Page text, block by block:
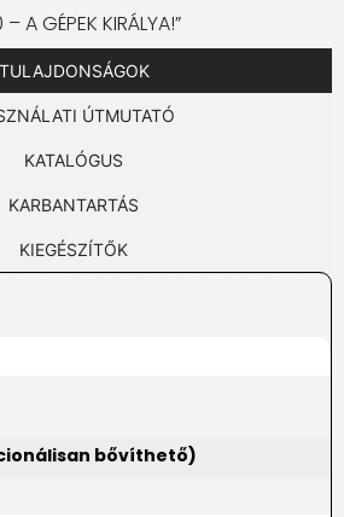
GÉPEK KIRÁLYA!”
TULAJDONSÁGOK
ÚTMUTATÓ
KATALÓGUS
KARBANTARTÁS
KIEGÉSZÍTŐK
bővíthető)